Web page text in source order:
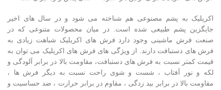
اکریلیک به پشم مصنوعی هم شناخته می شود و در سال های اخیر
جایگزین پشم طبیعی شده است. در میان محصولات متنوعی که در
صنعت فرش ماشینی وجود دارد فرش های اکریلیک شباهت زیادی به
فرش های دستبافت دارند. از ویژگی های فرش های اکریلیک می توان به
قیمت کمتر نسبت به فرش های دستبافت، مقاومت بالا در برابر آلودگی و
لکه و نور آفتاب ، شست و شوی راحت نسبت به دیگر فرش ها ،
مقاومت بالا در برابر بید زدگی ، مقاوم در برابر حرارت ، ضد حساسیت و